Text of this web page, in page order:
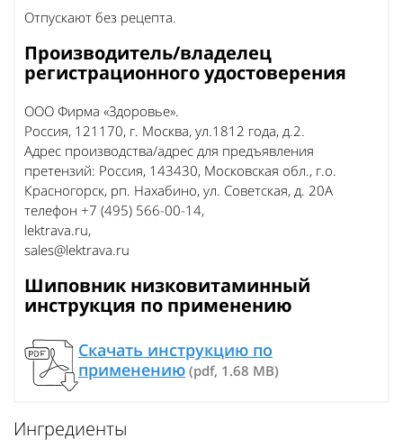
Отпускают без рецепта.
Производитель/владелец
регистрационного удостоверения
ООО Фирма «Здоровье».
Россия, 121170, г. Москва, ул.1812 года, д.2.
Адрес производства/адрес для предъявления
претензий: Россия, 143430, Московская обл., г.о.
Красногорск, рп. Нахабино, ул. Советская, д. 20А
телефон +7 (495) 566-00-14,
lektrava.ru,
sales@lektrava.ru
Шиповник низковитаминный
инструкция по применению
Скачать инструкцию по
применению (pdf, 1.68 MB)
Ингредиенты